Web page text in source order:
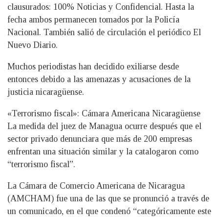
clausurados: 100% Noticias y Confidencial. Hasta la
fecha ambos permanecen tomados por la Policía
Nacional. También salió de circulación el periódico El
Nuevo Diario.
Muchos periodistas han decidido exiliarse desde
entonces debido a las amenazas y acusaciones de la
justicia nicaragüense.
«Terrorismo fiscal»: Cámara Americana Nicaragüense
La medida del juez de Managua ocurre después que el
sector privado denunciara que más de 200 empresas
enfrentan una situación similar y la catalogaron como
“terrorismo fiscal”.
La Cámara de Comercio Americana de Nicaragua
(AMCHAM) fue una de las que se pronunció a través de
un comunicado, en el que condenó “categóricamente este